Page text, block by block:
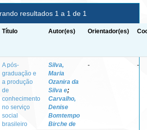
resultados 1 a 1 de 1
Título Autor(es) Orientador(es)
A pós-
graduação e
a produção
de
conhecimento
no serviço
social
brasileiro
Silva,
Maria
Ozanira da
Silva e;
Carvalho,
Denise
Bomtempo
Birche de
- -